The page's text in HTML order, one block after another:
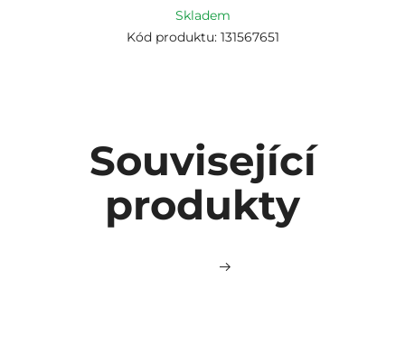
Skladem
Kód produktu: 131567651
Související
produkty